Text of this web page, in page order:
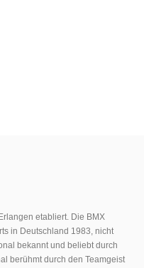
etabliert. Die BMX
in Deutschland 1983, nicht
bekannt und beliebt durch
berühmt durch den Teamgeist